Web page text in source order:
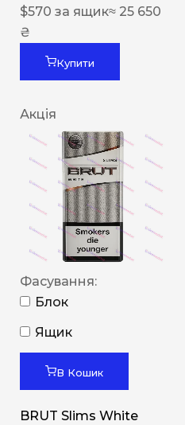
$570 за ящик≈ 25 650
₴
Купити
Акція
Фасування:
Блок
Ящик
В Кошик
BRUT Slims White